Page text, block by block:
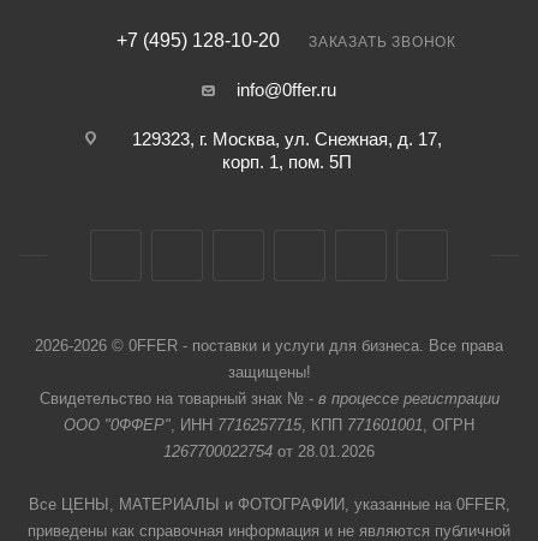
+7 (495) 128-10-20 ЗАКАЗАТЬ ЗВОНОК
info@0ffer.ru
129323, г. Москва, ул. Снежная, д. 17,
корп. 1, пом. 5П
2026-2026 © 0FFER - поставки и услуги для бизнеса. Все права
защищены!
Свидетельство на товарный знак № - в процессе регистрации
ООО "0ФФЕР", ИНН 7716257715, КПП 771601001, ОГРН
1267700022754 от 28.01.2026
Все ЦЕНЫ, МАТЕРИАЛЫ и ФОТОГРАФИИ, указанные на 0FFER,
приведены как справочная информация и не являются публичной